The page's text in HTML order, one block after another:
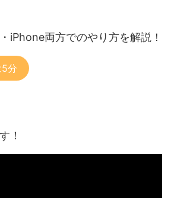
iPhone両方でのやり方を解説！
分
！